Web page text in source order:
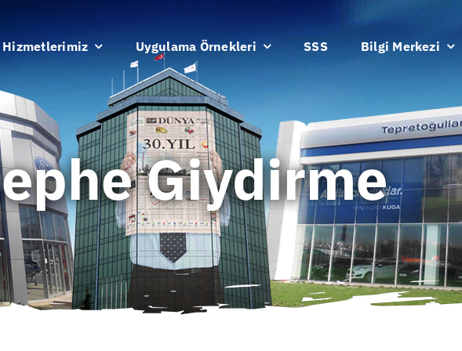
Hizmetlerimiz Uygulama Örnekleri SSS Bilgi Merkezi
Giydirme